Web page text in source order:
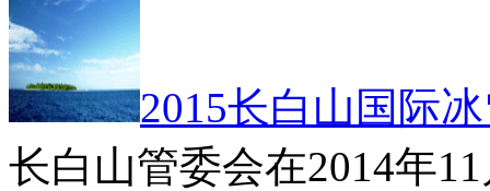
2015长白山国际
长白山管委会在2014年